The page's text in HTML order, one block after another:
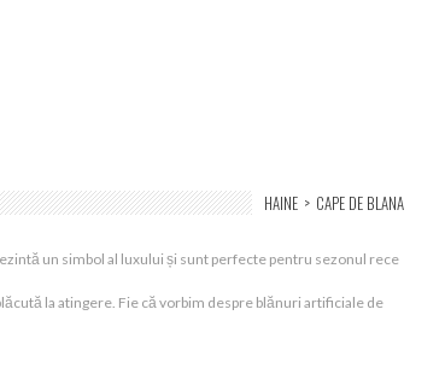
HAINE > CAPE DE BLANA
un simbol al luxului și sunt perfecte pentru sezonul rece
la atingere. Fie că vorbim despre blănuri artificiale de